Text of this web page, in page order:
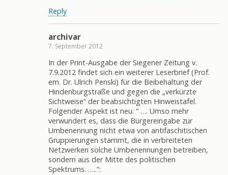
Reply
archivar
7. September 2012
In der Print-Ausgabe der Siegener Zeitung v.
7.9.2012 findet sich ein weiterer Leserbrief (Prof.
em. Dr. Ulrich Penski) für die Beibehaltung der
Hindenburgstraße und gegen die „verkürzte
Sichtweise“ der beabsichtigten Hinweistafel.
Folgender Aspekt ist neu: “ …. Umso mehr
verwundert es, dass die Bürgereingabe zur
Umbenennung nicht etwa von antifaschitischen
Gruppierungen stammt, die in verbreiteten
Netzwerken solche Umbenennungen betreiben,
sondern aus der Mitte des politischen
Spektrums. …..“: